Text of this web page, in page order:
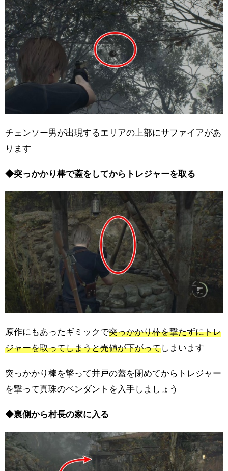
チェンソー男が出現するエリアの上部にサファイアがあ
ります
◆突っかかり棒で蓋をしてからトレジャーを取る
原作にもあったギミックで突っかかり棒を撃たずにトレ
ジャーを取ってしまうと売値が下がってしまいます
突っかかり棒を撃って井戸の蓋を閉めてからトレジャー
を撃って真珠のペンダントを入手しましょう
◆裏側から村長の家に入る